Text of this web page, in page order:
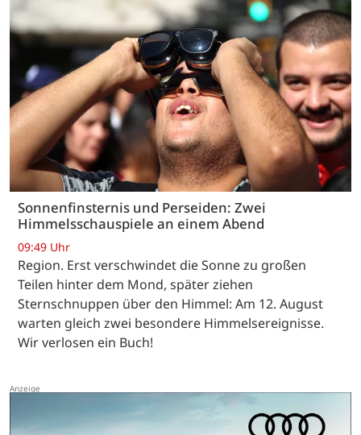
Sonnenfinsternis und Perseiden: Zwei
Himmelsschauspiele an einem Abend
09:49 Uhr
Region. Erst verschwindet die Sonne zu großen
Teilen hinter dem Mond, später ziehen
Sternschnuppen über den Himmel: Am 12. August
warten gleich zwei besondere Himmelsereignisse.
Wir verlosen ein Buch!